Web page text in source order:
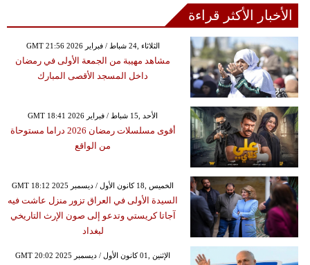
الأخبار الأكثر قراءة
GMT 21:56 2026 الثلاثاء ,24 شباط / فبراير
مشاهد مهيبة من الجمعة الأولى في رمضان
داخل المسجد الأقصى المبارك
GMT 18:41 2026 الأحد ,15 شباط / فبراير
أقوى مسلسلات رمضان 2026 دراما مستوحاة
من الواقع
GMT 18:12 2025 الخميس ,18 كانون الأول / ديسمبر
السيدة الأولى في العراق تزور منزل عاشت فيه
آجاتا كريستي وتدعو إلى صون الإرث التاريخي
لبغداد
GMT 20:02 2025 الإثنين ,01 كانون الأول / ديسمبر